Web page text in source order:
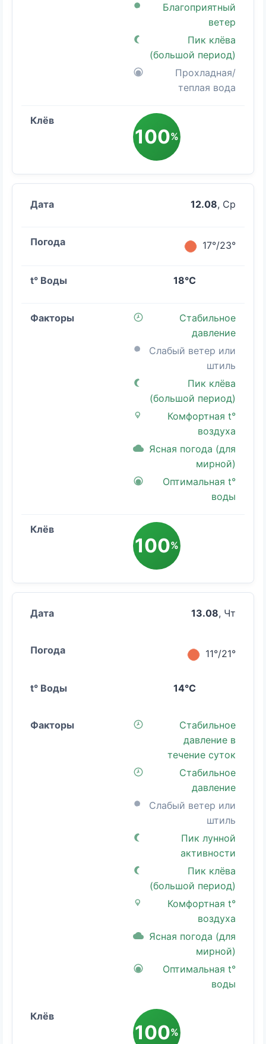
Благоприятный
ветер
Пик клёва
(большой период)
Прохладная/
теплая вода
100%
12.08, Ср
17°/23°
18°C
Стабильное
давление
Слабый ветер или
штиль
Пик клёва
(большой период)
Комфортная t°
воздуха
Ясная погода (для
мирной)
Оптимальная t°
воды
100%
13.08, Чт
11°/21°
14°C
Стабильное
давление в
течение суток
Стабильное
давление
Слабый ветер или
штиль
Пик лунной
активности
Пик клёва
(большой период)
Комфортная t°
воздуха
Ясная погода (для
мирной)
Оптимальная t°
воды
100%